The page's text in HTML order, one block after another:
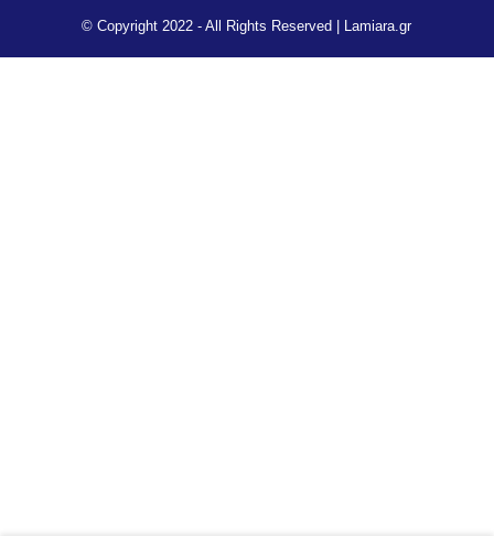
© Copyright 2022 - All Rights Reserved | Lamiara.gr